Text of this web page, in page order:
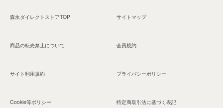
森永ダイレクトストアTOP サイトマップ
商品の転売禁止について 会員規約
サイト利用規約 プライバシーポリシー
Cookie等ポリシー 特定商取引法に基づく表記